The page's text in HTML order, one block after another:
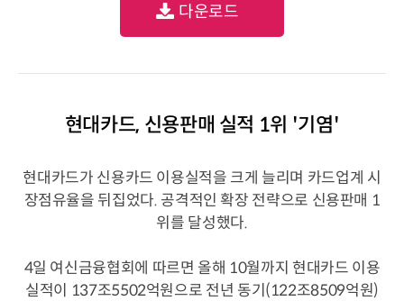
다운로드
현대카드, 신용판매 실적 1위 '기염'
현대카드가 신용카드 이용실적을 크게 늘리며 카드업계 시
장점유율을 뒤집었다. 공격적인 확장 전략으로 신용판매 1
위를 달성했다.
4일 여신금융협회에 따르면 올해 10월까지 현대카드 이용
실적이 137조5502억원으로 전년 동기(122조8509억원)